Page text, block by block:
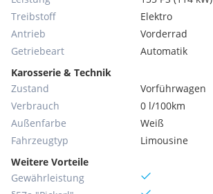
Treibstoff
Elektro
Antrieb
Vorderrad
Getriebeart
Automatik
Karosserie & Technik
Zustand
Vorführwagen
Verbrauch
0 l/100km
Außenfarbe
Weiß
Fahrzeugtyp
Limousine
Weitere Vorteile
Gewährleistung